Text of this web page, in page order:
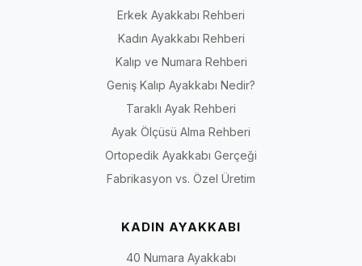
Erkek Ayakkabı Rehberi
Kadın Ayakkabı Rehberi
Kalıp ve Numara Rehberi
Geniş Kalıp Ayakkabı Nedir?
Taraklı Ayak Rehberi
Ayak Ölçüsü Alma Rehberi
Ortopedik Ayakkabı Gerçeği
Fabrikasyon vs. Özel Üretim
KADIN AYAKKABI
40 Numara Ayakkabı